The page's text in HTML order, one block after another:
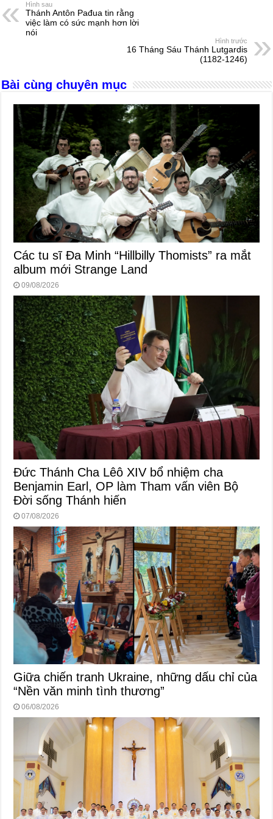
b
o
k
n
A
d
s
Hình sau
Thánh Antôn Pađua tin rằng
việc làm có sức mạnh hơn lời
nói
Hình trước
16 Tháng Sáu Thánh Lutgardis
(1182-1246)
Bài cùng chuyên mục
Các tu sĩ Đa Minh “Hillbilly Thomists” ra mắt
album mới Strange Land
09/08/2026
Đức Thánh Cha Lêô XIV bổ nhiệm cha
Benjamin Earl, OP làm Tham vấn viên Bộ
Đời sống Thánh hiến
07/08/2026
Giữa chiến tranh Ukraine, những dấu chỉ của
“Nền văn minh tình thương”
06/08/2026